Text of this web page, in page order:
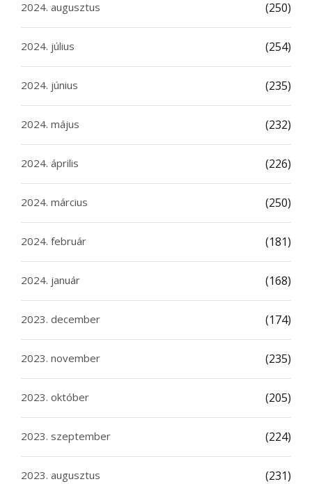
2024. augusztus (250)
2024. július (254)
2024. június (235)
2024. május (232)
2024. április (226)
2024. március (250)
2024. február (181)
2024. január (168)
2023. december (174)
2023. november (235)
2023. október (205)
2023. szeptember (224)
2023. augusztus (231)